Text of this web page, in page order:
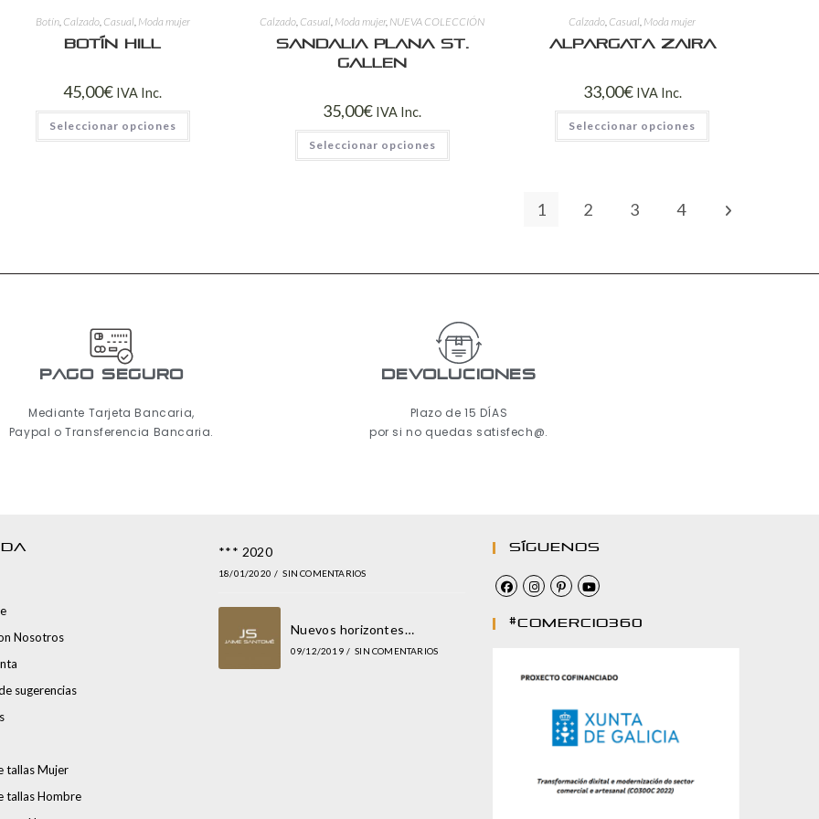
Botín, Calzado, Casual, Moda mujer
Botín Hill
45,00€ IVA Inc.
Seleccionar opciones
Calzado, Casual, Moda mujer, NUEVA COLECCIÓN
Sandalia Plana St.
Gallen
35,00€ IVA Inc.
Seleccionar opciones
Calzado, Casual, Moda mujer
Alpargata Zaira
33,00€ IVA Inc.
Seleccionar opciones
1 2 3 4
pago seguro
Mediante Tarjeta Bancaria,
Paypal o Transferencia Bancaria.
Devoluciones
Plazo de 15 DÍAS
por si no quedas satisfech@.
Nosotros
sugerencias
tallas Mujer
tallas Hombre
*** 2020
18/01/2020 / SIN COMENTARIOS
Nuevos horizontes…
09/12/2019 / SIN COMENTARIOS
Síguenos
#comercio360